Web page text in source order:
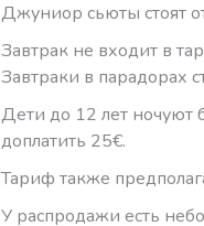
Джуниор сьюты стоят
Завтрак не входит в
Завтраки в парадорах
Дети до 12 лет ночуют
доплатить 25€.
Тариф также
У распродажи есть